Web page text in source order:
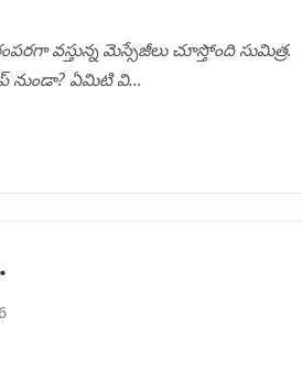
వస్తున్న మెస్సేజీలు చూస్తోంది సుమిత్ర.
నుండా? ఏమిటి వి...